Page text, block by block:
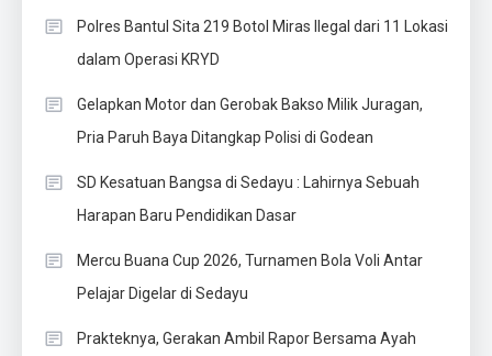
Polres Bantul Sita 219 Botol Miras Ilegal dari 11 Lokasi
dalam Operasi KRYD
Gelapkan Motor dan Gerobak Bakso Milik Juragan,
Pria Paruh Baya Ditangkap Polisi di Godean
SD Kesatuan Bangsa di Sedayu : Lahirnya Sebuah
Harapan Baru Pendidikan Dasar
Mercu Buana Cup 2026, Turnamen Bola Voli Antar
Pelajar Digelar di Sedayu
Prakteknya, Gerakan Ambil Rapor Bersama Ayah